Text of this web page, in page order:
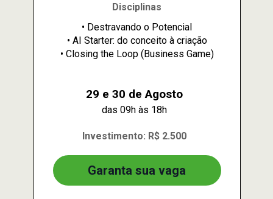
29 e 30 de Agosto
das 09h às 18h
Investimento: R$ 2.500
Disciplinas
• Destravando o Potencial
• AI Starter: do conceito à criação
• Closing the Loop (Business Game)
Garanta sua vaga